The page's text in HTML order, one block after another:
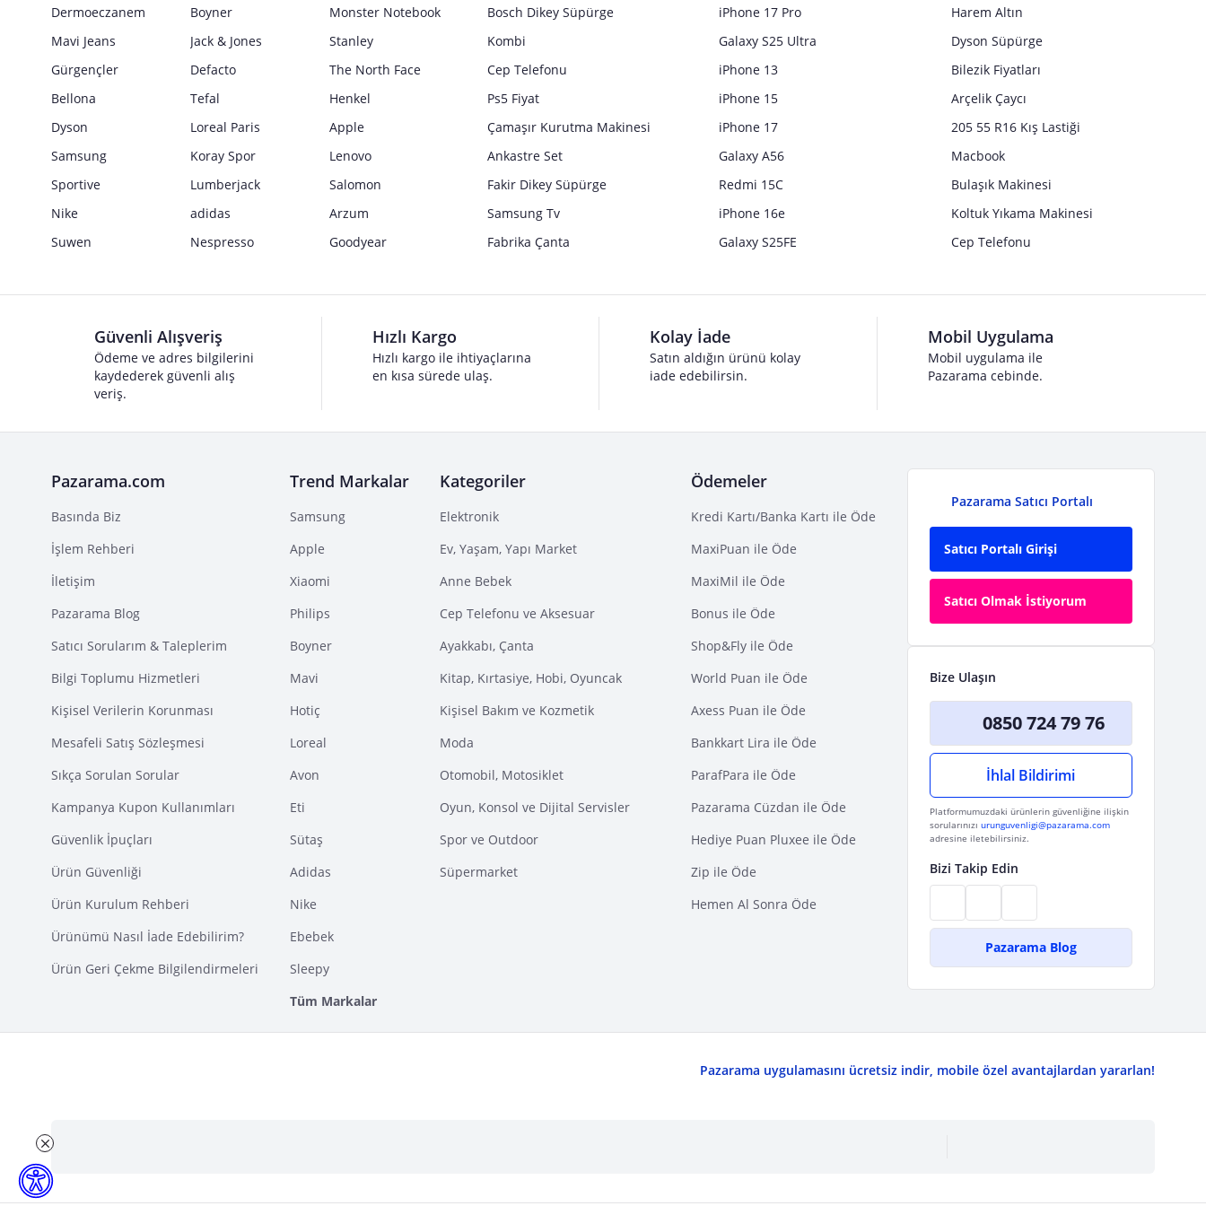
Dermoeczanem
Boyner
Monster Notebook
Mavi Jeans
Jack & Jones
Stanley
Gürgençler
Defacto
The North Face
Bellona
Tefal
Henkel
Dyson
Loreal Paris
Apple
Samsung
Koray Spor
Lenovo
Sportive
Lumberjack
Salomon
Nike
adidas
Arzum
Suwen
Nespresso Goodyear
Bosch Dikey Süpürge
Kombi
Cep Telefonu
Ps5 Fiyat
Çamaşır Kurutma Makinesi
Ankastre Set
Fakir Dikey Süpürge
Samsung Tv
Fabrika Çanta
iPhone 17 Pro
Galaxy S25 Ultra
iPhone 13
iPhone 15
iPhone 17
Galaxy A56
Redmi 15C
iPhone 16e
Galaxy S25FE
Harem Altın
Dyson Süpürge
Bilezik Fiyatları
Arçelik Çaycı
205 55 R16 Kış Lastiği
Macbook
Bulaşık Makinesi
Koltuk Yıkama Makinesi
Cep Telefonu
Güvenli Alışveriş
Ödeme ve adres bilgilerini
kaydederek güvenli alış
veriş.
Hızlı Kargo
Hızlı kargo ile ihtiyaçlarına
en kısa sürede ulaş.
Kolay İade
Satın aldığın ürünü kolay
iade edebilirsin.
Mobil Uygulama
Mobil uygulama ile
Pazarama cebinde.
Pazarama.com
Basında Biz
İşlem Rehberi
İletişim
Pazarama Blog
Satıcı Sorularım & Taleplerim
Bilgi Toplumu Hizmetleri
Kişisel Verilerin Korunması
Mesafeli Satış Sözleşmesi
Sıkça Sorulan Sorular
Kampanya Kupon Kullanımları
Güvenlik İpuçları
Ürün Güvenliği
Ürün Kurulum Rehberi
Ürünümü Nasıl İade Edebilirim?
Ürün Geri Çekme Bilgilendirmeleri
Trend Markalar
Samsung
Apple
Xiaomi
Philips
Boyner
Mavi
Hotiç
Loreal
Avon
Eti
Sütaş
Adidas
Nike
Ebebek
Sleepy
Tüm Markalar
Kategoriler
Elektronik
Ev, Yaşam, Yapı Market
Anne Bebek
Cep Telefonu ve Aksesuar
Ayakkabı, Çanta
Kitap, Kırtasiye, Hobi, Oyuncak
Kişisel Bakım ve Kozmetik
Moda
Otomobil, Motosiklet
Oyun, Konsol ve Dijital Servisler
Spor ve Outdoor
Süpermarket
Ödemeler
Kredi Kartı/Banka Kartı ile Öde
MaxiPuan ile Öde
MaxiMil ile Öde
Bonus ile Öde
Shop&Fly ile Öde
World Puan ile Öde
Axess Puan ile Öde
Bankkart Lira ile Öde
ParafPara ile Öde
Pazarama Cüzdan ile Öde
Hediye Puan Pluxee ile Öde
Zip ile Öde
Hemen Al Sonra Öde
Pazarama Satıcı Portalı
Satıcı Portalı Girişi
Satıcı Olmak İstiyorum
Bize Ulaşın
0850 724 79 76
İhlal Bildirimi
Platformumuzdaki ürünlerin güvenliğine ilişkin
sorularınızı urunguvenligi@pazarama.com
adresine iletebilirsiniz.
Bizi Takip Edin
Pazarama Blog
Pazarama uygulamasını ücretsiz indir, mobile özel avantajlardan yararlan!